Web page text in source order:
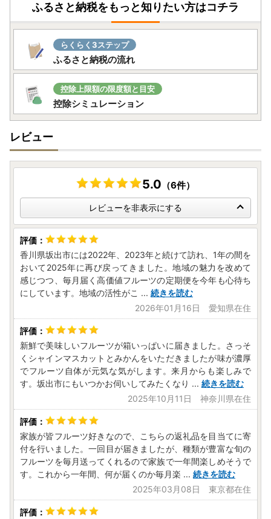
ふるさと納税をもっと知りたい方はコチラ
らくらく3ステップ
ふるさと納税の流れ
控除上限額の限度額と目安
控除シミュレーション
レビュー
5.0 （6件）
レビューを非表示にする
香川県坂出市には2022年、2023年と続けて訪れ、1年の間を
おいて2025年に再び戻ってきました。地域の魅力を改めて
感じつつ、毎月届く高価値フルーツの定期便を今年も心待ち
にしています。地域の活性がこ ... 続きを読む
2026年01月16日 愛知県在住
新鮮で美味しいフルーツが箱いっぱいに届きました。さっそ
くシャインマスカットとみかんをいただきましたが味が濃厚
でフルーツ自体が元気な気がします。来月からも楽しみで
す。坂出市にもいつかお伺いしてみたくなり ... 続きを読む
2025年10月11日 神奈川県在住
家族が皆フルーツ好きなので、こちらの返礼品を目当てに寄
付を行いました。一回目が届きましたが、種類が豊富な旬の
フルーツを毎月送ってくれるので家族で一年間楽しめそうで
す。これから一年間、何が届くのか毎月楽 ... 続きを読む
2025年03月08日 東京都在住